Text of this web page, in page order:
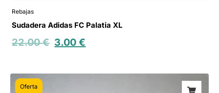
Rebajas
Sudadera Adidas FC Palatia XL
22.00€ 3.00€
Oferta